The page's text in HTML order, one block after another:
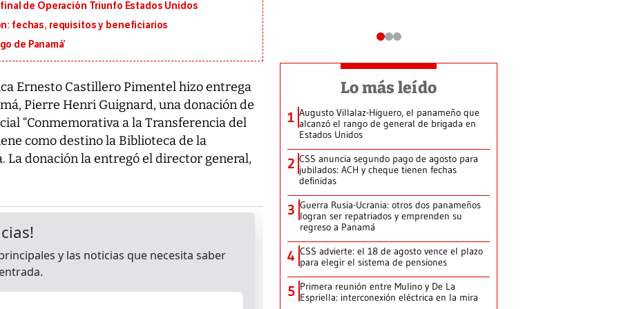
de Operación Triunfo Estados Unidos
fechas, requisitos y beneficiarios
de Panamá’
Ernesto Castillero Pimentel hizo entrega
Pierre Henri Guignard, una donación de
“Conmemorativa a la Transferencia del
como destino la Biblioteca de la
La donación la entregó el director general,
Lo más leído
1 Augusto Villalaz-Higuero, el panameño que
alcanzó el rango de general de brigada en
Estados Unidos
2 CSS anuncia segundo pago de agosto para
jubilados: ACH y cheque tienen fechas
definidas
3 Guerra Rusia-Ucrania: otros dos panameños
logran ser repatriados y emprenden su
regreso a Panamá
4 CSS advierte: el 18 de agosto vence el plazo
para elegir el sistema de pensiones
5 Primera reunión entre Mulino y De La
Espriella: interconexión eléctrica en la mira